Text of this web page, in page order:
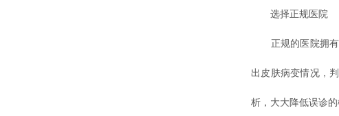
选择正规医院
正规的医院拥有
出皮肤病变情况，
析，大大降低误诊的